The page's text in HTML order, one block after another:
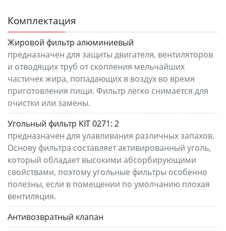
Комплектация
Жировой фильтр алюминиевый
предназначен для защиты двигателя, вентиляторов
и отводящих труб от скопления мельчайших
частичек жира, попадающих в воздух во время
приготовления пищи. Фильтр легко снимается для
очистки или замены.
Угольный фильтр KIT 0271: 2
предназначен для улавливания различных запахов.
Основу фильтра составляет активированный уголь,
который обладает высокими абсорбирующими
свойствами, поэтому угольные фильтры особенно
полезны, если в помещении по умолчанию плохая
вентиляция.
Антивозвратный клапан